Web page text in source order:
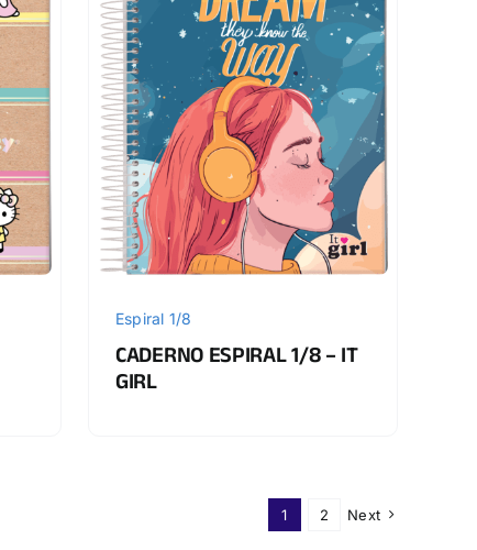
Espiral 1/8
CADERNO ESPIRAL 1/8 – IT
GIRL
1 2 Next